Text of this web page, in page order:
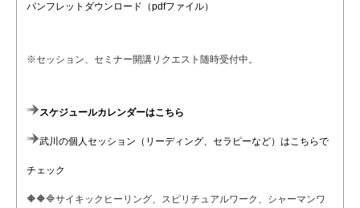
パンフレットダウンロード（pdfファイル）
※セッション、セミナー開講リクエスト随時受付中。
スケジュールカレンダーはこちら
武川の個人セッション（リーディング、セラピーなど）はこちらで
チェック
🔶🔶🔷サイキックヒーリング、スピリチュアルワーク、シャーマンワ